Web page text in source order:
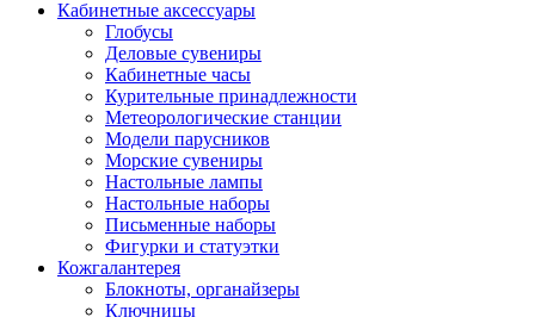
Кабинетные аксессуары
Глобусы
Деловые сувениры
Кабинетные часы
Курительные принадлежности
Метеорологические станции
Модели парусников
Морские сувениры
Настольные лампы
Настольные наборы
Письменные наборы
Фигурки и статуэтки
Кожгалантерея
Блокноты, органайзеры
Ключницы